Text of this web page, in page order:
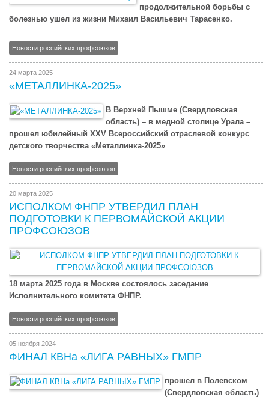
продолжительной борьбы с
болезнью ушел из жизни Михаил Васильевич Тарасенко.
Новости российских профсоюзов
24 марта 2025
«МЕТАЛЛИНКА-2025»
В Верхней Пышме (Свердловская
область) – в медной столице Урала –
прошел юбилейный XXV Всероссийский отраслевой конкурс
детского творчества «Металлинка-2025»
Новости российских профсоюзов
20 марта 2025
ИСПОЛКОМ ФНПР УТВЕРДИЛ ПЛАН
ПОДГОТОВКИ К ПЕРВОМАЙСКОЙ АКЦИИ
ПРОФСОЮЗОВ
18 марта 2025 года в Москве состоялось заседание
Исполнительного комитета ФНПР.
Новости российских профсоюзов
05 ноября 2024
ФИНАЛ КВНа «ЛИГА РАВНЫХ» ГМПР
прошел в Полевском
(Свердловская область)